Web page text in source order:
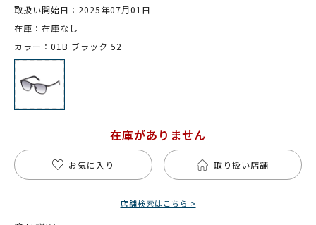
取扱い開始日：2025年07月01日
在庫：在庫なし
カラー：01B ブラック 52
在庫がありません
お気に入り 取り扱い店舗
店舗検索はこちら >